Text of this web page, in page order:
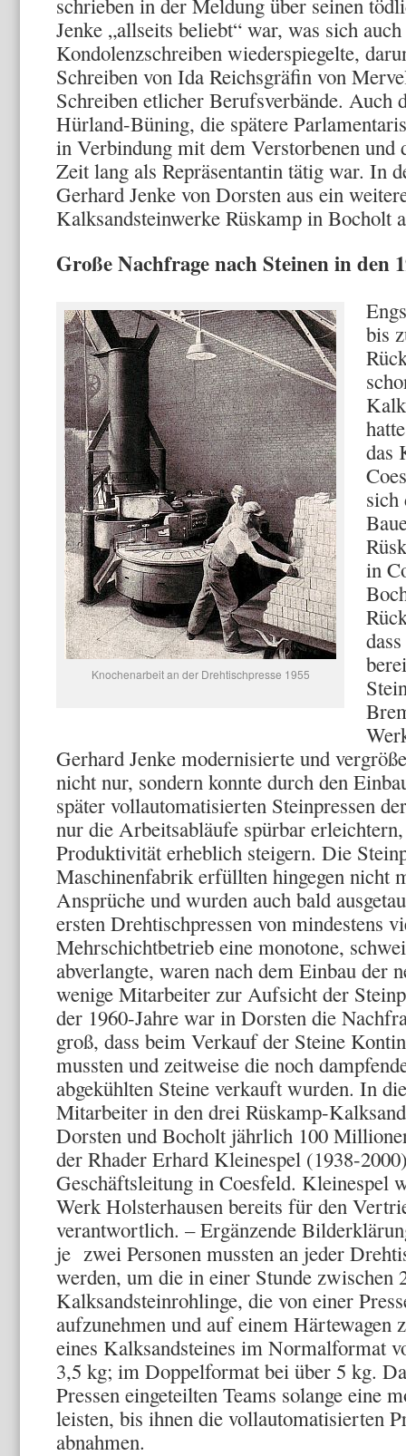
Jenke „allseits beliebt“ war, was sich
Kondolenzschreiben wiederspiegelte,
Schreiben von Ida Reichsgräfin von
Schreiben etlicher Berufsverbände.
Hürland-Büning, die spätere
in Verbindung mit dem Verstorbenen
Zeit lang als Repräsentantin tätig war. In
Gerhard Jenke von Dorsten aus ein
Kalksandsteinwerke Rüskamp in Bocholt
Große Nachfrage nach Steinen in den
Knochenarbeit an der Drehtischpresse 1955
bis
das
sich
in
Gerhard Jenke modernisierte und
nicht nur, sondern konnte durch den
später vollautomatisierten Steinpressen
nur die Arbeitsabläufe spürbar
Produktivität erheblich steigern. Die
Maschinenfabrik erfüllten hingegen nicht
Ansprüche und wurden auch bald
ersten Drehtischpressen von mindestens
Mehrschichtbetrieb eine monotone,
abverlangte, waren nach dem Einbau der
wenige Mitarbeiter zur Aufsicht der
der 1960-Jahre war in Dorsten die
groß, dass beim Verkauf der Steine
mussten und zeitweise die noch
abgekühlten Steine verkauft wurden. In
Mitarbeiter in den drei Rüskamp-
Dorsten und Bocholt jährlich 100
der Rhader Erhard Kleinespel (1938-
Geschäftsleitung in Coesfeld. Kleinespel
Werk Holsterhausen bereits für den
verantwortlich. – Ergänzende
je zwei Personen mussten an jeder
werden, um die in einer Stunde zwischen
Kalksandsteinrohlinge, die von einer
aufzunehmen und auf einem Härtewagen
eines Kalksandsteines im Normalformat
3,5 kg; im Doppelformat bei über 5 kg.
Pressen eingeteilten Teams solange eine
leisten, bis ihnen die vollautomatisierten
abnahmen.